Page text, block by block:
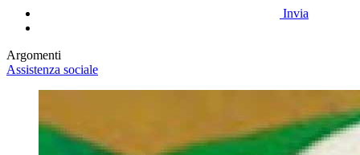
Invia
Argomenti
Assistenza sociale